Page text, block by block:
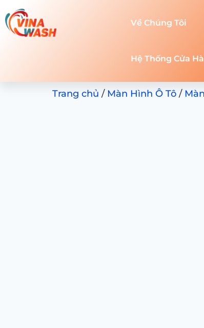
Về Chúng Tôi
Hệ Thống Cửa
Trang chủ / Màn Hình Ô Tô /